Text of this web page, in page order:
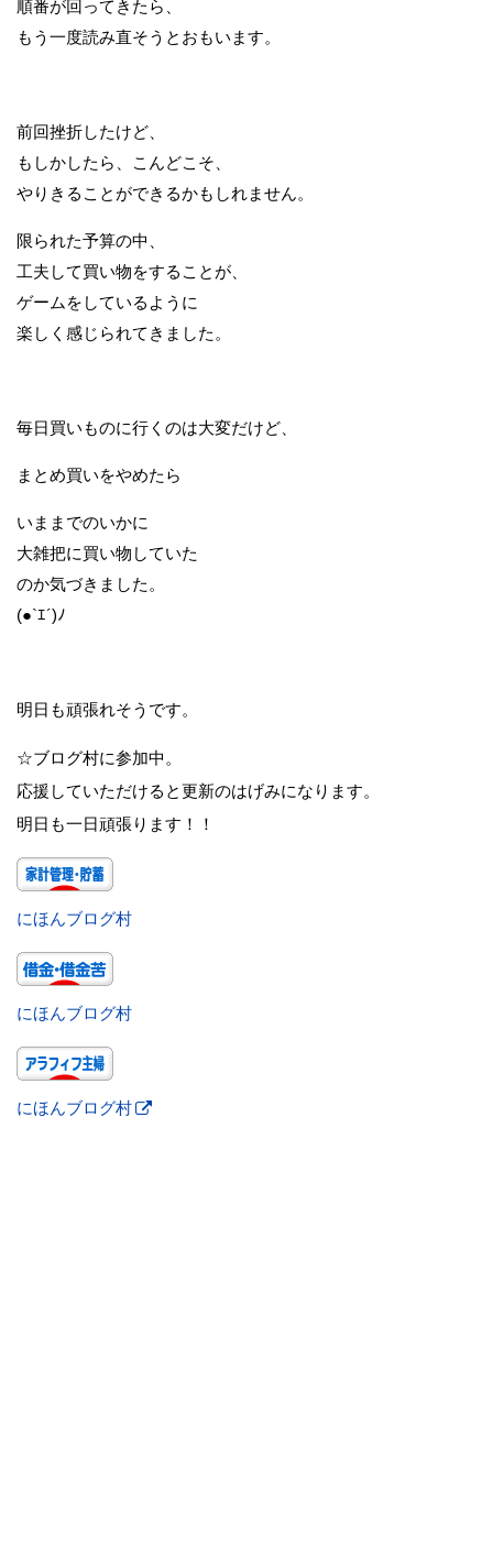
順番が回ってきたら、
もう一度読み直そうとおもいます。
前回挫折したけど、
もしかしたら、こんどこそ、
やりきることができるかもしれません。
限られた予算の中、
工夫して買い物をすることが、
ゲームをしているように
楽しく感じられてきました。
毎日買いものに行くのは大変だけど、
まとめ買いをやめたら
いままでのいかに
大雑把に買い物していた
のか気づきました。
(●`ｴ´)ﾉ
明日も頑張れそうです。
☆ブログ村に参加中。
応援していただけると更新のはげみになります。
明日も一日頑張ります！！
にほんブログ村
にほんブログ村
にほんブログ村